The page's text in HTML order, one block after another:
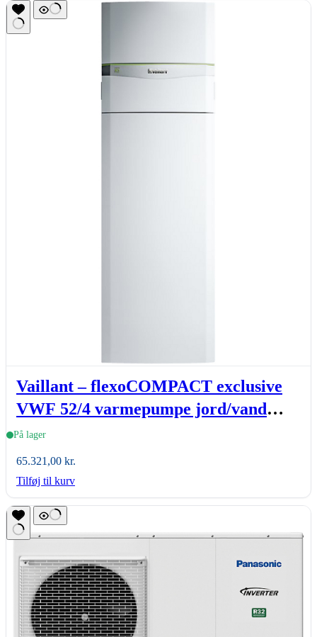
Vaillant – flexoCOMPACT exclusive
VWF 52/4 varmepumpe jord/vand
indedel med VVB 171 l,
varmtvandsbeholder
På lager
65.321,00 kr.
Tilføj til kurv